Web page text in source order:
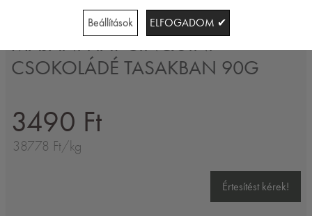
MAJANI FIAT CINQUINI
CSOKOLÁDÉ TASAKBAN 90G
3490 Ft
38778 Ft/kg
Értesítést kérek!
Beállítások ELFOGADOM ✔